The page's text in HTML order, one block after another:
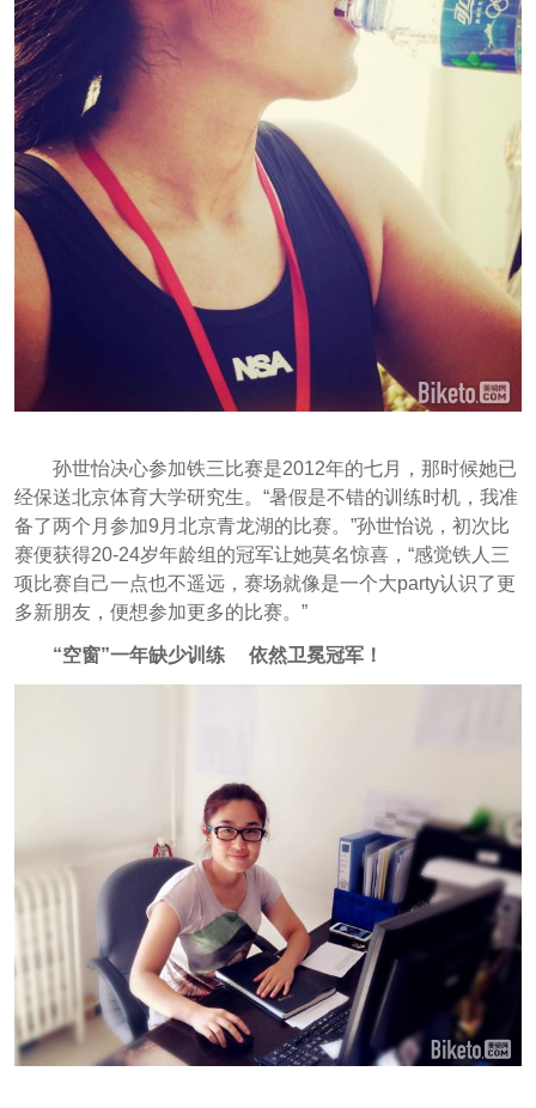
孙世怡决心参加铁三比赛是2012年的七月，那时候她已
经保送北京体育大学研究生。“暑假是不错的训练时机，我准
备了两个月参加9月北京青龙湖的比赛。”孙世怡说，初次比
赛便获得20-24岁年龄组的冠军让她莫名惊喜，“感觉铁人三
项比赛自己一点也不遥远，赛场就像是一个大party认识了更
多新朋友，便想参加更多的比赛。”
“空窗”一年缺少训练 依然卫冕冠军！